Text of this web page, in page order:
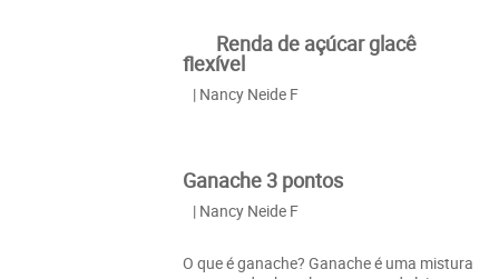
Renda de açúcar glacê
flexível
| Nancy Neide F
Ganache 3 pontos
| Nancy Neide F
O que é ganache? Ganache é uma mistura